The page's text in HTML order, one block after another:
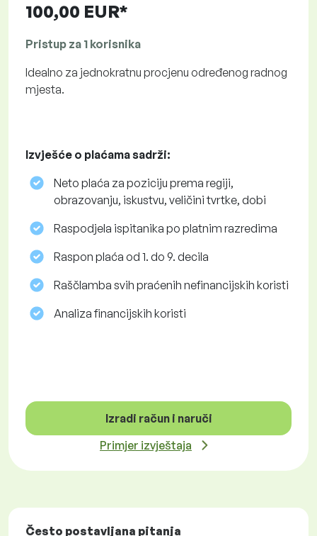
100,00 EUR*
Pristup za 1 korisnika
Idealno za jednokratnu procjenu određenog radnog
mjesta.
Izvješće o plaćama sadrži:
Neto plaća za poziciju prema regiji,
obrazovanju, iskustvu, veličini tvrtke, dobi
Raspodjela ispitanika po platnim razredima
Raspon plaća od 1. do 9. decila
Raščlamba svih praćenih nefinancijskih koristi
Analiza financijskih koristi
Izradi račun i naruči
Primjer izvještaja
Često postavljana pitanja